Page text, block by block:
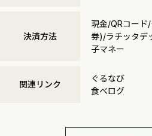
決済方法
現金/QRコード
券)/ラチッタデ
子マネー
関連リンク
ぐるなび
食べログ